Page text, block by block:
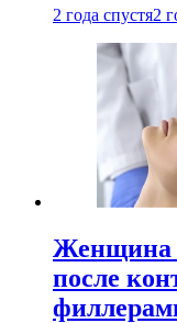
2 года спустя2
Женщина
после